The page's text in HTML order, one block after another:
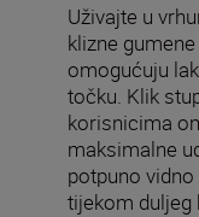
Uživajte u
klizne
omogućuju
točku. Klik
korisnicima
maksimalne
potpuno
tijekom duljeg